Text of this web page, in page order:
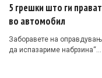
5 грешки што ги
во автомобил
Заборавете на
да испазариме набрзина“…